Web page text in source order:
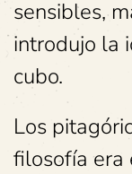
sensibles,
introdujo la
cubo.
Los
filosofía era